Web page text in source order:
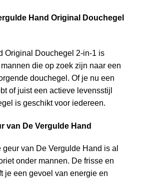
Hand Original Douchegel
Original Douchegel 2-in-1 is
die op zoek zijn naar een
douchegel. Of je nu een
of juist een actieve levensstijl
is geschikt voor iedereen.
van De Vergulde Hand
geur van De Vergulde Hand is al
onder mannen. De frisse en
je een gevoel van energie en